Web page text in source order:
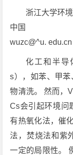
浙江大学环
中国
wuzc@^u. edu.cn
化工和半导
s），如苯、甲
物清洗。 然而，
Cs会引起环境问
有热氧化法，催
法，焚烧法和紫
一定的局限性。